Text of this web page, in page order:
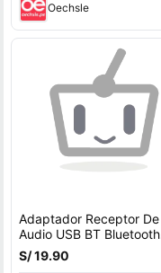
Oechsle
Adaptador Receptor De
Audio USB BT Bluetooth
Audio Stereo
S/ 19.90